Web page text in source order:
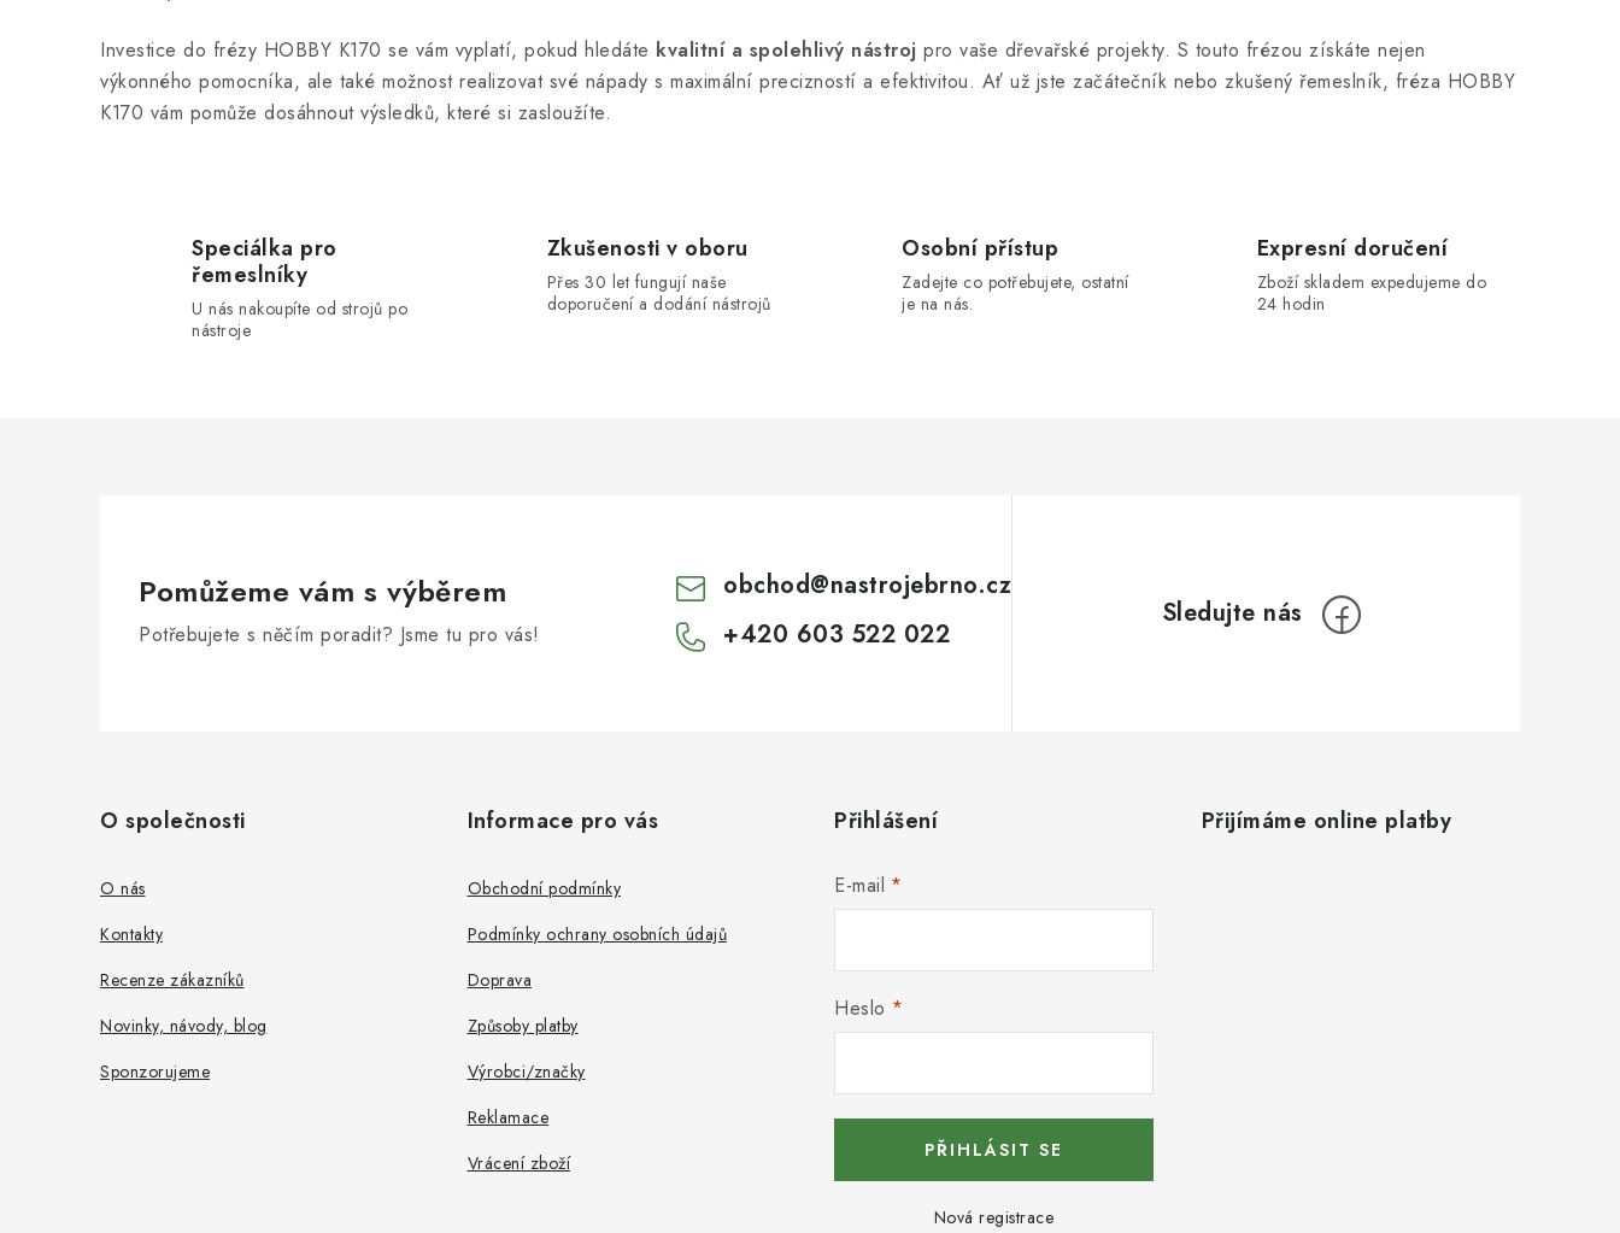
ý
p
Investice do frézy HOBBY K170 se vám vyplatí, pokud hledáte kvalitní a spolehlivý nástroj pro vaše dřevařské projekty. S touto frézou získáte nejen
výkonného pomocníka, ale také možnost realizovat své nápady s maximální precizností a efektivitou. Ať už jste začátečník nebo zkušený řemeslník, fréza HOBBY
K170 vám pomůže dosáhnout výsledků, které si zasloužíte.
Speciálka pro
řemeslníky
U nás nakoupíte od strojů po
nástroje
Zkušenosti v oboru
Přes 30 let fungují naše
doporučení a dodání nástrojů
Osobní přístup
Zadejte co potřebujete, ostatní
je na nás.
Expresní doručení
Zboží skladem expedujeme do
24 hodin
Pomůžeme vám s výběrem
Potřebujete s něčím poradit? Jsme tu pro vás!
obchod@nastrojebrno.cz
+420 603 522 022
O společnosti
O nás
Kontakty
Recenze zákazníků
Novinky, návody, blog
Sponzorujeme
Informace pro vás
Obchodní podmínky
Podmínky ochrany osobních údajů
Doprava
Způsoby platby
Výrobci/značky
Reklamace
Vrácení zboží
Přihlášení
E-mail
Heslo
PŘIHLÁSIT SE
Nová registrace
Přijímáme online platby